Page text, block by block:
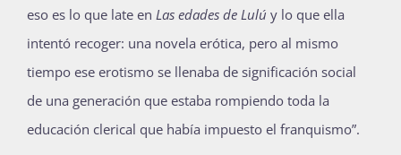
eso es lo que late en Las edades de Lulú y lo que ella
intentó recoger: una novela erótica, pero al mismo
tiempo ese erotismo se llenaba de significación social
de una generación que estaba rompiendo toda la
educación clerical que había impuesto el franquismo”.